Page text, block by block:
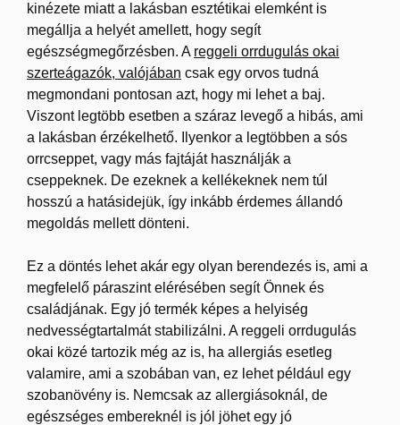
kinézete miatt a lakásban esztétikai elemként is
megállja a helyét amellett, hogy segít
egészségmegőrzésben. A reggeli orrdugulás okai
szerteágazók, valójában csak egy orvos tudná
megmondani pontosan azt, hogy mi lehet a baj.
Viszont legtöbb esetben a száraz levegő a hibás, ami
a lakásban érzékelhető. Ilyenkor a legtöbben a sós
orrcseppet, vagy más fajtáját használják a
cseppeknek. De ezeknek a kellékeknek nem túl
hosszú a hatásidejük, így inkább érdemes állandó
megoldás mellett dönteni.
Ez a döntés lehet akár egy olyan berendezés is, ami a
megfelelő páraszint elérésében segít Önnek és
családjának. Egy jó termék képes a helyiség
nedvességtartalmát stabilizálni. A reggeli orrdugulás
okai közé tartozik még az is, ha allergiás esetleg
valamire, ami a szobában van, ez lehet például egy
szobanövény is. Nemcsak az allergiásoknál, de
egészséges embereknél is jól jöhet egy jó